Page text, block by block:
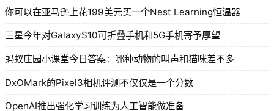
你可以在亚马逊上花199美元买一个Nest Learning恒温器
三星今年对GalaxyS10可折叠手机和5G手机寄予厚望
蚂蚁庄园小课堂今日答案：哪种动物的叫声和猫咪差不多
DxOMark的Pixel3相机评测不仅仅是一个分数
OpenAI推出强化学习训练为人工智能做准备